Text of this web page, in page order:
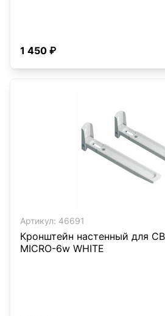
1 450 ₽
Артикул: 46691
Кронштейн настенный для
MICRO-6w WHITE